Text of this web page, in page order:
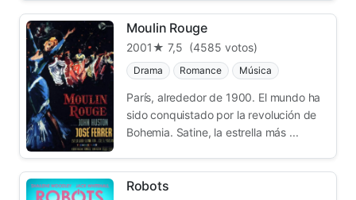
Moulin Rouge
2001★ 7,5 (4585 votos)
Drama Romance Música
París, alrededor de 1900. El mundo ha
sido conquistado por la revolución de
Bohemia. Satine, la estrella más ...
Robots